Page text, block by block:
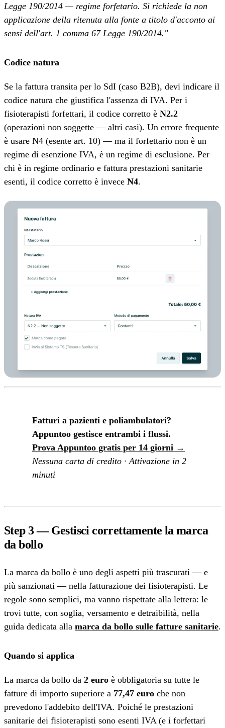
Legge 190/2014 — regime forfetario. Si richiede la non
applicazione della ritenuta alla fonte a titolo d'acconto ai
sensi dell'art. 1 comma 67 Legge 190/2014."
Codice natura
Se la fattura transita per lo SdI (caso B2B), devi indicare il
codice natura che giustifica l'assenza di IVA. Per i
fisioterapisti forfettari, il codice corretto è N2.2
(operazioni non soggette — altri casi). Un errore frequente
è usare N4 (esente art. 10) — ma il forfettario non è un
regime di esenzione IVA, è un regime di esclusione. Per
chi è in regime ordinario e fattura prestazioni sanitarie
esenti, il codice corretto è invece N4.
Fatturi a pazienti e poliambulatori?
Appuntoo gestisce entrambi i flussi.
Prova Appuntoo gratis per 14 giorni →
Nessuna carta di credito · Attivazione in 2
minuti
Step 3 — Gestisci correttamente la marca
da bollo
La marca da bollo è uno degli aspetti più trascurati — e
più sanzionati — nella fatturazione dei fisioterapisti. Le
regole sono semplici, ma vanno rispettate alla lettera: le
trovi tutte, con soglia, versamento e detraibilità, nella
guida dedicata alla marca da bollo sulle fatture sanitarie.
Quando si applica
La marca da bollo da 2 euro è obbligatoria su tutte le
fatture di importo superiore a 77,47 euro che non
prevedono l'addebito dell'IVA. Poiché le prestazioni
sanitarie dei fisioterapisti sono esenti IVA (e i forfettari